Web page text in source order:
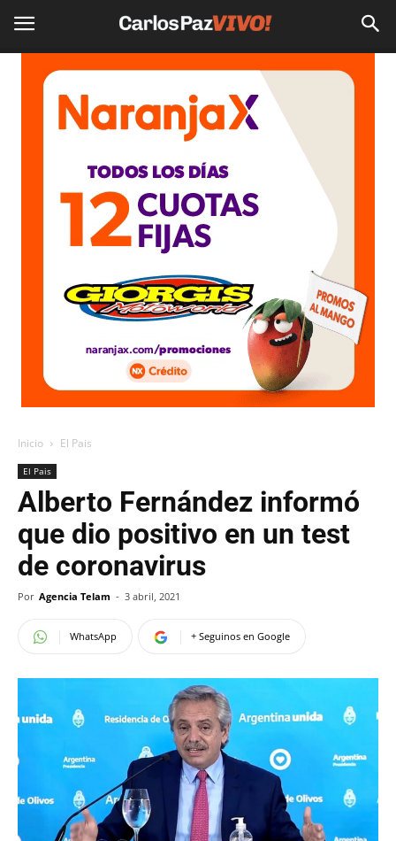
Inicio El Pais
El Pais
Alberto Fernández informó
que dio positivo en un test
de coronavirus
Por Agencia Telam - 3 abril, 2021
WhatsApp + Seguinos en Google